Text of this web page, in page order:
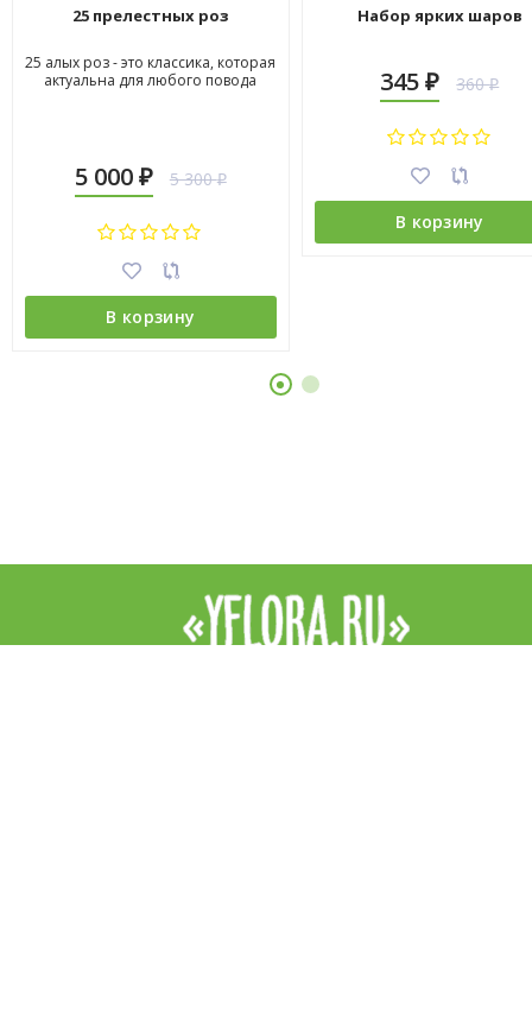
25 прелестных роз
25 алых роз - это классика, которая
актуальна для любого повода
5 000 ₽ 5 300₽
В корзину
Набор ярких шаров
345₽ 360₽
В корзину